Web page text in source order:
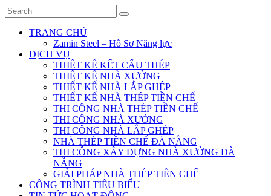
TRANG CHỦ
Zamin Steel – Hồ Sơ Năng lực
DỊCH VỤ
THIẾT KẾ KẾT CẤU THÉP
THIẾT KẾ NHÀ XƯỞNG
THIẾT KẾ NHÀ LẮP GHÉP
THIẾT KẾ NHÀ THÉP TIỀN CHẾ
THI CÔNG NHÀ THÉP TIỀN CHẾ
THI CÔNG NHÀ XƯỞNG
THI CÔNG NHÀ LẮP GHÉP
NHÀ THÉP TIỀN CHẾ ĐÀ NẴNG
THI CÔNG XÂY DỰNG NHÀ XƯỞNG ĐÀ
NẴNG
GIẢI PHÁP NHÀ THÉP TIỀN CHẾ
CÔNG TRÌNH TIÊU BIỂU